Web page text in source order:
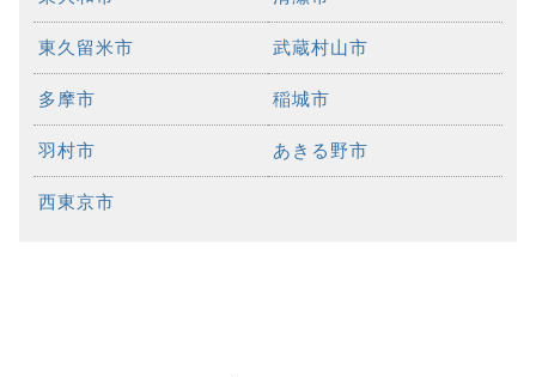
東久留米市 武蔵村山市
多摩市 稲城市
羽村市 あきる野市
西東京市